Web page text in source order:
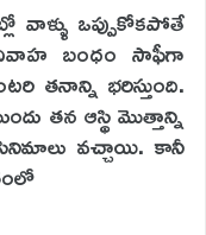
వాళ్ళు ఒప్పుకోకపోతే
వివాహ బంధం సాఫీగా
తనాన్ని భరిస్తుంది.
తన ఆస్థి మొత్తాన్ని
వచ్చాయి. కానీ